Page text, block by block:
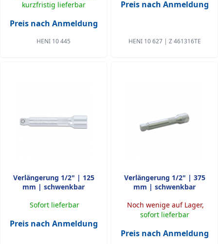
kurzfristig lieferbar
Preis nach Anmeldung
HENI 10 445
Preis nach Anmeldung
HENI 10 627 | Z 461316TE
Verlängerung 1/2" | 125
mm | schwenkbar
Sofort lieferbar
Preis nach Anmeldung
Verlängerung 1/2" | 375
mm | schwenkbar
Noch wenige auf Lager,
sofort lieferbar
Preis nach Anmeldung